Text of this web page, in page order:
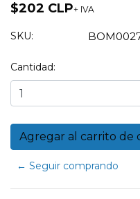
$202 CLP+ IVA
SKU:
Cantidad:
← Seguir comprando